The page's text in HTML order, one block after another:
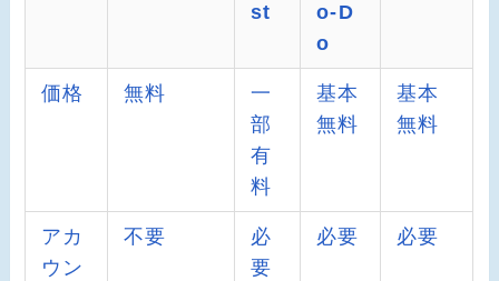
st
o-D
o
価格 無料
一
部
有
料
基本
無料
基本
無料
アカ
ウン
不要
必
要
必要 必要